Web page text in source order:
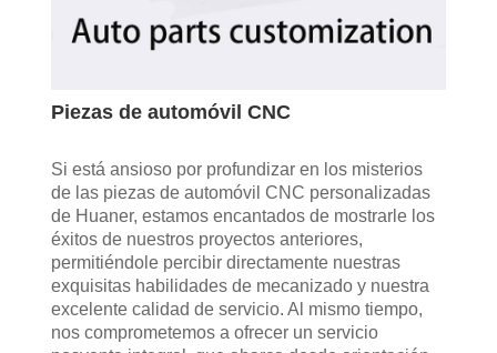
Piezas de automóvil CNC
Si está ansioso por profundizar en los misterios
de las piezas de automóvil CNC personalizadas
de Huaner, estamos encantados de mostrarle los
éxitos de nuestros proyectos anteriores,
permitiéndole percibir directamente nuestras
exquisitas habilidades de mecanizado y nuestra
excelente calidad de servicio. Al mismo tiempo,
nos comprometemos a ofrecer un servicio